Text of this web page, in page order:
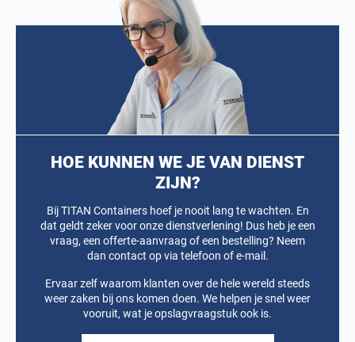
HOE KUNNEN WE JE VAN DIENST
ZIJN?
Bij TITAN Containers hoef je nooit lang te wachten. En
dat geldt zeker voor onze dienstverlening! Dus heb je een
vraag, een offerte-aanvraag of een bestelling? Neem
dan contact op via telefoon of e-mail.
Ervaar zelf waarom klanten over de hele wereld steeds
weer zaken bij ons komen doen. We helpen je snel weer
vooruit, wat je opslagvraagstuk ook is.